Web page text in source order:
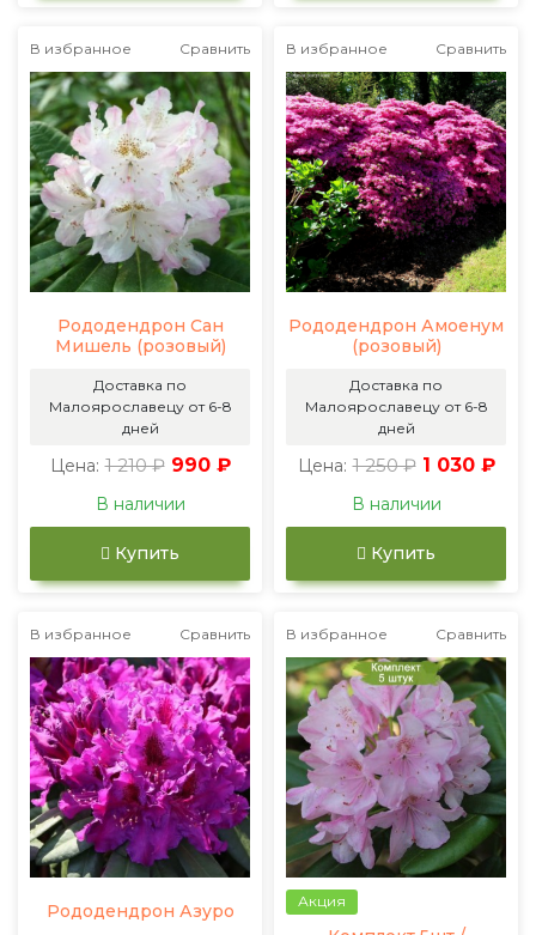
В избранное Сравнить
Рододендрон Сан
Мишель (розовый)
Доставка по
Малоярославецу от 6-8
дней
Цена: 1 210 ₽ 990 ₽
В наличии
Купить
В избранное Сравнить
Рододендрон Амоенум
(розовый)
Доставка по
Малоярославецу от 6-8
дней
Цена: 1 250 ₽ 1 030 ₽
В наличии
Купить
В избранное Сравнить
Рододендрон Азуро
В избранное Сравнить
Акция